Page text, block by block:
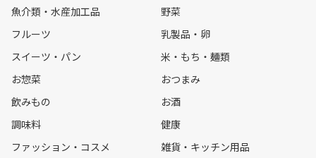
魚介類・水産加工品
野菜
フルーツ
乳製品・卵
スイーツ・パン
米・もち・麺類
お惣菜
おつまみ
飲みもの
お酒
調味料
健康
ファッション・コスメ
雑貨・キッチン用品